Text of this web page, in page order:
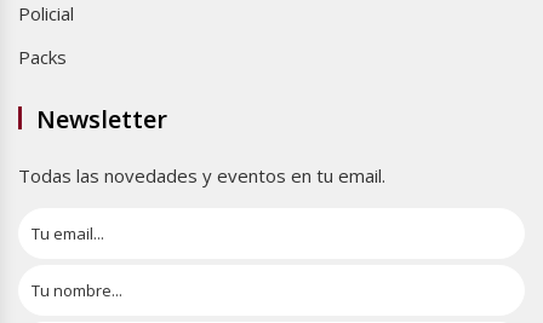
Policial
Packs
Newsletter
Todas las novedades y eventos en tu email.